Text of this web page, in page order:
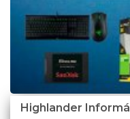
Highlander